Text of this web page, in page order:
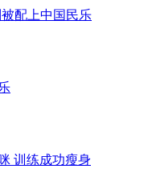
翻车
树
配上中国民乐
训练成功瘦身